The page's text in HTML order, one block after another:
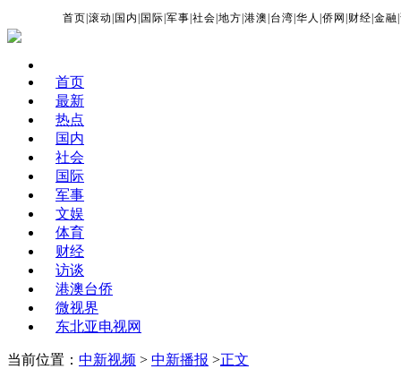
首页 |滚动 国内 国际 |军事 |社会 |地方 |港澳 台湾 |华人 |侨网 财经 |金融 |
首页
最新
热点
国内
社会
国际
军事
文娱
体育
财经
访谈
港澳台侨
微视界
东北亚电视网
当前位置： 中新视频 > 中新播报 >正文